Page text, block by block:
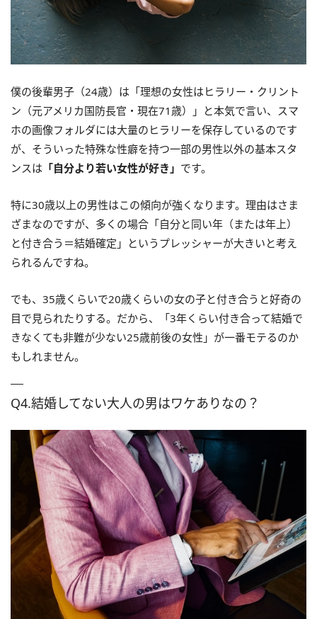
僕の後輩男子（24歳）は「理想の女性はヒラリー・クリント
ン（元アメリカ国防長官・現在71歳）」と本気で言い、スマ
ホの画像フォルダには大量のヒラリーを保存しているのです
が、そういった特殊な性癖を持つ一部の男性以外の基本スタ
ンスは 「自分より若い女性が好き」 です。
特に30歳以上の男性はこの傾向が強くなります。理由はさま
ざまなのですが、多くの場合「自分と同い年（または年上）
と付き合う＝結婚確定」というプレッシャーが大きいと考え
られるんですね。
でも、35歳くらいで20歳くらいの女の子と付き合うと好奇の
目で見られたりする。だから、「3年くらい付き合って結婚で
きなくても非難が少ない25歳前後の女性」が一番モテるのか
もしれません。
Q4.結婚してない大人の男はワケありなの？